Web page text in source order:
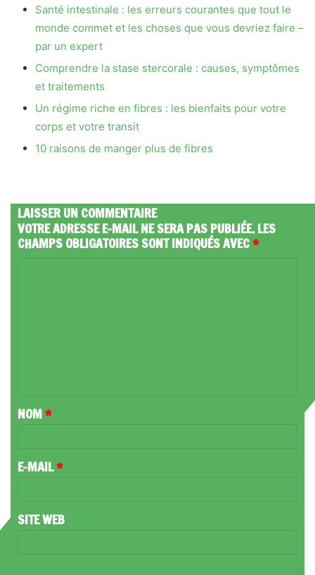
Santé intestinale : les erreurs courantes que tout le
monde commet et les choses que vous devriez faire –
par un expert
Comprendre la stase stercorale : causes, symptômes
et traitements
Un régime riche en fibres : les bienfaits pour votre
corps et votre transit
10 raisons de manger plus de fibres
LAISSER UN COMMENTAIRE
VOTRE ADRESSE E-MAIL NE SERA PAS PUBLIÉE.LES
CHAMPS OBLIGATOIRES SONT INDIQUÉS AVEC*
A
R
NOM*
E-MAIL*
SITE WEB